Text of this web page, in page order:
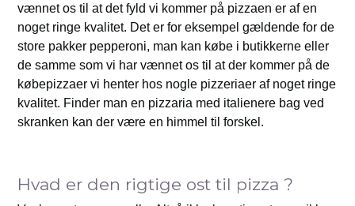
vænnet os til at det fyld vi kommer på pizzaen er af en
noget ringe kvalitet. Det er for eksempel gældende for de
store pakker pepperoni, man kan købe i butikkerne eller
de samme som vi har vænnet os til at der kommer på de
købepizzaer vi henter hos nogle pizzeriaer af noget ringe
kvalitet. Finder man en pizzaria med italienere bag ved
skranken kan der være en himmel til forskel.
Hvad er den rigtige ost til pizza ?